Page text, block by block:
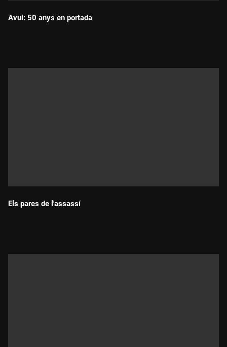
Avui: 50 anys en portada
Els pares de l'assassí